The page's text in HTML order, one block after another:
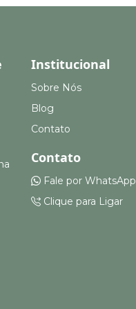
Institucional
Sobre Nós
Blog
Contato
Contato
Fale por WhatsApp
Clique para Ligar